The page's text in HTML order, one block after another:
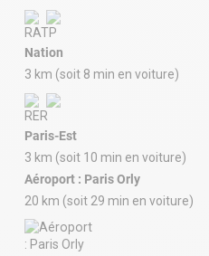
Nation
3 km (soit 8 min en voiture)
Paris-Est
3 km (soit 10 min en voiture)
Aéroport : Paris Orly
20 km (soit 29 min en voiture)